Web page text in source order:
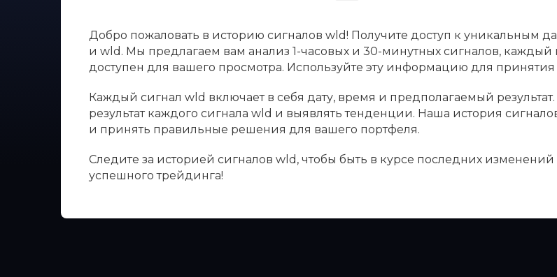
Добро пожаловать в историю сигналов wld! Получите доступ к уникальным
и wld. Мы предлагаем вам анализ 1-часовых и 30-минутных сигналов, каждый
доступен для вашего просмотра. Используйте эту информацию для
Каждый сигнал wld включает в себя дату, время и предполагаемый
результат каждого сигнала wld и выявлять тенденции. Наша история
и принять правильные решения для вашего портфеля.
Следите за историей сигналов wld, чтобы быть в курсе последних
успешного трейдинга!